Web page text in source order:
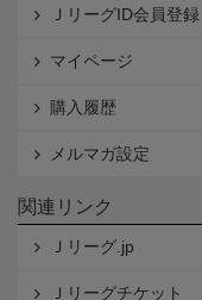
ＪリーグID会員登録
マイページ
購入履歴
メルマガ設定
関連リンク
Ｊリーグ.jp
Ｊリーグチケット